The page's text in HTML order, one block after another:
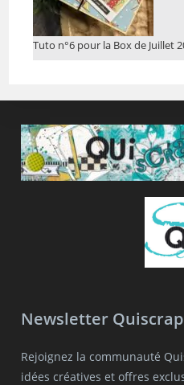
Tuto n°6 pour la Box de Juillet
Newsletter Quiscrap
Rejoignez la communauté
idées créatives et offres